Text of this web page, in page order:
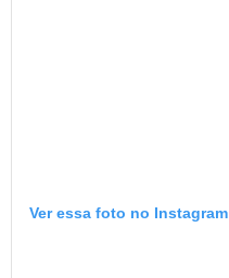
Ver essa foto no Instagram